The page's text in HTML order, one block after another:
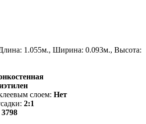
1.055м., Ширина: 0.093м., Высота:
слоем: Нет
2:1
3798